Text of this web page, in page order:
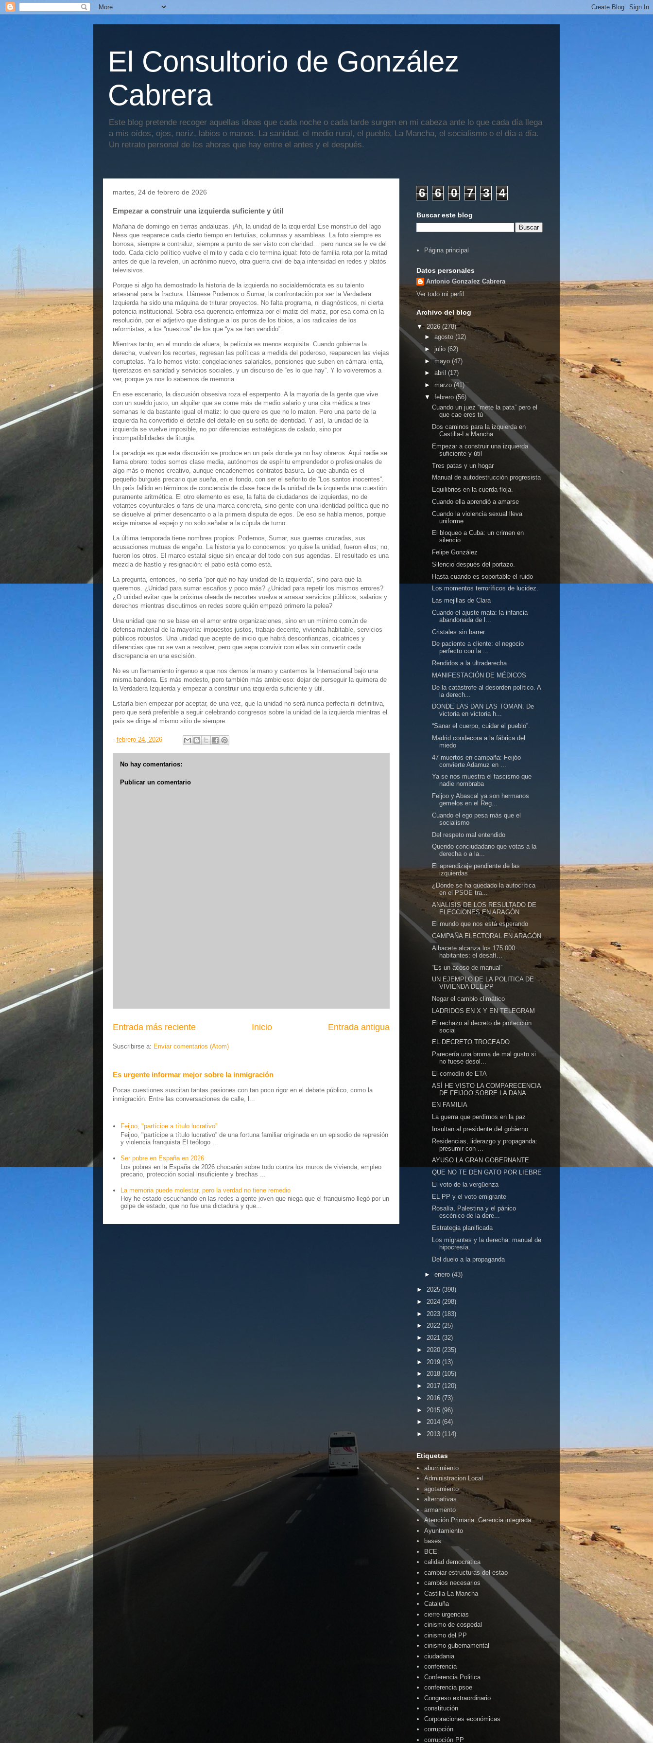
El Consultorio de González
Cabrera
Este blog pretende recoger aquellas ideas que cada noche o cada tarde surgen en mi cabeza ante lo que cada día llega
a mis oídos, ojos, nariz, labios o manos. La sanidad, el medio rural, el pueblo, La Mancha, el socialismo o el día a día.
Un retrato personal de los ahoras que hay entre el antes y el después.
martes, 24 de febrero de 2026
Empezar a construir una izquierda suficiente y útil
Mañana de domingo en tierras andaluzas. ¡Ah, la unidad de la izquierda! Ese monstruo del lago
Ness que reaparece cada cierto tiempo en tertulias, columnas y asambleas. La foto siempre es
borrosa, siempre a contraluz, siempre a punto de ser visto con claridad… pero nunca se le ve del
todo. Cada ciclo político vuelve el mito y cada ciclo termina igual: foto de familia rota por la mitad
antes de que la revelen, un acrónimo nuevo, otra guerra civil de baja intensidad en redes y platós
televisivos.
Porque si algo ha demostrado la historia de la izquierda no socialdemócrata es su talento
artesanal para la fractura. Llámese Podemos o Sumar, la confrontación por ser la Verdadera
Izquierda ha sido una máquina de triturar proyectos. No falta programa, ni diagnósticos, ni cierta
potencia institucional. Sobra esa querencia enfermiza por el matiz del matiz, por esa coma en la
resolución, por el adjetivo que distingue a los puros de los tibios, a los radicales de los
reformistas, a los “nuestros” de los que “ya se han vendido”.
Mientras tanto, en el mundo de afuera, la película es menos exquisita. Cuando gobierna la
derecha, vuelven los recortes, regresan las políticas a medida del poderoso, reaparecen las viejas
corruptelas. Ya lo hemos visto: congelaciones salariales, pensiones que suben en cámara lenta,
tijeretazos en sanidad y servicios sociales, y un discurso de “es lo que hay”. Y lo volveremos a
ver, porque ya nos lo sabemos de memoria.
En ese escenario, la discusión obsesiva roza el esperpento. A la mayoría de la gente que vive
con un sueldo justo, un alquiler que se come más de medio salario y una cita médica a tres
semanas le da bastante igual el matiz: lo que quiere es que no lo maten. Pero una parte de la
izquierda ha convertido el detalle del detalle en su seña de identidad. Y así, la unidad de la
izquierda se vuelve imposible, no por diferencias estratégicas de calado, sino por
incompatibilidades de liturgia.
La paradoja es que esta discusión se produce en un país donde ya no hay obreros. Aquí nadie se
llama obrero: todos somos clase media, autónomos de espíritu emprendedor o profesionales de
algo más o menos creativo, aunque encadenemos contratos basura. Lo que abunda es el
pequeño burgués precario que sueña, en el fondo, con ser el señorito de “Los santos inocentes”.
Un país fallido en términos de conciencia de clase hace de la unidad de la izquierda una cuestión
puramente aritmética. El otro elemento es ese, la falta de ciudadanos de izquierdas, no de
votantes coyunturales o fans de una marca concreta, sino gente con una identidad política que no
se disuelve al primer desencanto o a la primera disputa de egos. De eso se habla menos, porque
exige mirarse al espejo y no solo señalar a la cúpula de turno.
La última temporada tiene nombres propios: Podemos, Sumar, sus guerras cruzadas, sus
acusaciones mutuas de engaño. La historia ya lo conocemos: yo quise la unidad, fueron ellos; no,
fueron los otros. El marco estatal sigue sin encajar del todo con sus agendas. El resultado es una
mezcla de hastío y resignación: el patio está como está.
La pregunta, entonces, no sería “por qué no hay unidad de la izquierda”, sino para qué la
queremos. ¿Unidad para sumar escaños y poco más? ¿Unidad para repetir los mismos errores?
¿O unidad evitar que la próxima oleada de recortes vuelva a arrasar servicios públicos, salarios y
derechos mientras discutimos en redes sobre quién empezó primero la pelea?
Una unidad que no se base en el amor entre organizaciones, sino en un mínimo común de
defensa material de la mayoría: impuestos justos, trabajo decente, vivienda habitable, servicios
públicos robustos. Una unidad que acepte de inicio que habrá desconfianzas, cicatrices y
diferencias que no se van a resolver, pero que sepa convivir con ellas sin convertir cada
discrepancia en una escisión.
No es un llamamiento ingenuo a que nos demos la mano y cantemos la Internacional bajo una
misma bandera. Es más modesto, pero también más ambicioso: dejar de perseguir la quimera de
la Verdadera Izquierda y empezar a construir una izquierda suficiente y útil.
Estaría bien empezar por aceptar, de una vez, que la unidad no será nunca perfecta ni definitiva,
pero que será preferible a seguir celebrando congresos sobre la unidad de la izquierda mientras el
país se dirige al mismo sitio de siempre.
- febrero 24, 2026
No hay comentarios:
Publicar un comentario
Entrada más reciente Entrada antigua
Inicio
Suscribirse a: Enviar comentarios (Atom)
Es urgente informar mejor sobre la inmigración
Pocas cuestiones suscitan tantas pasiones con tan poco rigor en el debate público, como la
inmigración. Entre las conversaciones de calle, l...
Feijoo, "partícipe a título lucrativo”
Feijoo, "partícipe a título lucrativo” de una fortuna familiar originada en un episodio de represión
y violencia franquista El teólogo ...
Ser pobre en España en 2026
Los pobres en la España de 2026 chocarán sobre todo contra los muros de vivienda, empleo
precario, protección social insuficiente y brechas ...
La memoria puede molestar, pero la verdad no tiene remedio
Hoy he estado escuchando en las redes a gente joven que niega que el franquismo llegó por un
golpe de estado, que no fue una dictadura y que...
6 6 0 7 3 4
Buscar este blog
Página principal
Datos personales
Antonio Gonzalez Cabrera
Ver todo mi perfil
Archivo del blog
▼ 2026 (278)
► agosto (12)
► julio (62)
►mayo (47)
► abril (17)
► marzo (41)
▼ febrero (56)
Cuando un juez “mete la pata” pero el
que cae eres tú
Dos caminos para la izquierda en
Castilla-La Mancha
Empezar a construir una izquierda
suficiente y útil
Tres patas y un hogar
Manual de autodestrucción progresista
Equilibrios en la cuerda floja.
Cuando ella aprendió a amarse
Cuando la violencia sexual lleva
uniforme
El bloqueo a Cuba: un crimen en
silencio
Felipe González
Silencio después del portazo.
Hasta cuando es soportable el ruido
Los momentos terroríficos de lucidez.
Las mejillas de Clara
Cuando el ajuste mata: la infancia
abandonada de l...
Cristales sin barrer.
De paciente a cliente: el negocio
perfecto con la ...
Rendidos a la ultraderecha
MANIFESTACIÓN DE MÉDICOS
De la catástrofe al desorden político. A
la derech...
DONDE LAS DAN LAS TOMAN. De
victoria en victoria h...
“Sanar el cuerpo, cuidar el pueblo”.
Madrid condecora a la fábrica del
miedo
47 muertos en campaña: Feijóo
convierte Adamuz en ...
Ya se nos muestra el fascismo que
nadie nombraba
Feijoo y Abascal ya son hermanos
gemelos en el Reg...
Cuando el ego pesa más que el
socialismo
Del respeto mal entendido
Querido conciudadano que votas a la
derecha o a la...
El aprendizaje pendiente de las
izquierdas
¿Dónde se ha quedado la autocrítica
en el PSOE tra...
ANALISIS DE LOS RESULTADO DE
ELECCIONES EN ARAGÓN
El mundo que nos está esperando
CAMPAÑA ELECTORAL EN ARAGÓN
Albacete alcanza los 175.000
habitantes: el desafí...
“Es un acoso de manual”
UN EJEMPLO DE LA POLITICA DE
VIVIENDA DEL PP
Negar el cambio climático
LADRIDOS EN X Y EN TELEGRAM
El rechazo al decreto de protección
social
EL DECRETO TROCEADO
Parecería una broma de mal gusto si
no fuese desol...
El comodín de ETA
ASÍ HE VISTO LA COMPARECENCIA
DE FEIJOO SOBRE LA DANA
EN FAMILIA
La guerra que perdimos en la paz
Insultan al presidente del gobierno
Residencias, liderazgo y propaganda:
presumir con ...
AYUSO LA GRAN GOBERNANTE
QUE NO TE DEN GATO POR LIEBRE
El voto de la vergüenza
EL PP y el voto emigrante
Rosalía, Palestina y el pánico
escénico de la dere...
Estrategia planificada
Los migrantes y la derecha: manual de
hipocresía.
Del duelo a la propaganda
► enero (43)
► 2025 (398)
► 2024 (298)
► 2023 (183)
► 2022 (25)
► 2021 (32)
► 2020 (235)
► 2019 (13)
► 2018 (105)
► 2017 (120)
► 2016 (73)
► 2015 (96)
► 2014 (64)
► 2013 (114)
Etiquetas
aburrimiento
Administracion Local
agotamiento
alternativas
armamento
Atención Primaria. Gerencia integrada
Ayuntamiento
bases
BCE
calidad democratica
cambiar estructuras del estao
cambios necesarios
Castilla-La Mancha
Cataluña
cierre urgencias
cinismo de cospedal
cinismo del PP
cinismo gubernamental
ciudadania
conferencia
Conferencia Politica
conferencia psoe
Congreso extraordinario
constitución
Corporaciones económicas
corrupción
corrupción PP